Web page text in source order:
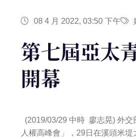
08 4 月 2022, 03:50 下午
第七屆亞太
開幕
(2019/03/29 中時 廖志晃) 外
人權高峰會」，29日在溪頭米堤